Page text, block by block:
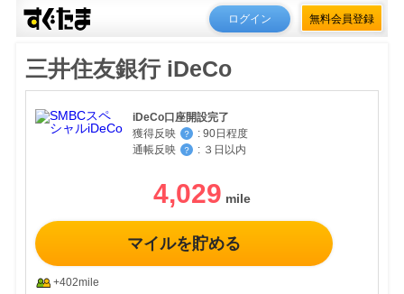
ログイン 無料会員登録
三井住友銀行 iDeCo
iDeCo口座開設完了
獲得反映
？ : 90日程度
通帳反映
？ : ３日以内
4,029
マイルを貯める
+402mile